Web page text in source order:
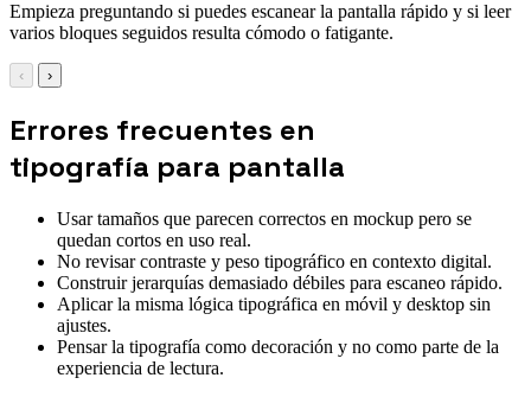
Empieza preguntando si puedes escanear la pantalla rápido y si leer
varios bloques seguidos resulta cómodo o fatigante.
‹ ›
Errores frecuentes en
tipografía para pantalla
Usar tamaños que parecen correctos en mockup pero se
quedan cortos en uso real.
No revisar contraste y peso tipográfico en contexto digital.
Construir jerarquías demasiado débiles para escaneo rápido.
Aplicar la misma lógica tipográfica en móvil y desktop sin
ajustes.
Pensar la tipografía como decoración y no como parte de la
experiencia de lectura.